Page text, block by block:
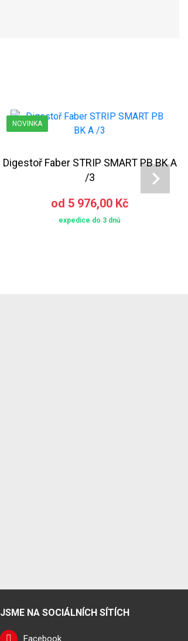
NOVINKA
Digestoř Faber STRIP SMART PB BK A
/3
od 5 976,00 Kč
expedice do 3 dnů
JSME NA SOCIÁLNÍCH SÍTÍCH
Facebook